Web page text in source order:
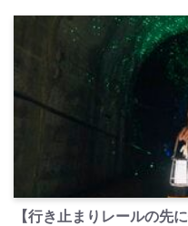
【行き止まりレールの先